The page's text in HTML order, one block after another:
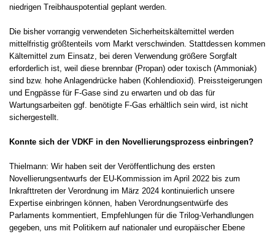
niedrigen Treibhauspotential geplant werden.
Die bisher vorrangig verwendeten Sicherheitskältemittel werden
mittelfristig größtenteils vom Markt verschwinden. Stattdessen kommen
Kältemittel zum Einsatz, bei deren Verwendung größere Sorgfalt
erforderlich ist, weil diese brennbar (Propan) oder toxisch (Ammoniak)
sind bzw. hohe Anlagendrücke haben (Kohlendioxid). Preissteigerungen
und Engpässe für F-Gase sind zu erwarten und ob das für
Wartungsarbeiten ggf. benötigte F-Gas erhältlich sein wird, ist nicht
sichergestellt.
Konnte sich der VDKF in den Novellierungsprozess einbringen?
Thielmann: Wir haben seit der Veröffentlichung des ersten
Novellierungsentwurfs der EU-Kommission im April 2022 bis zum
Inkrafttreten der Verordnung im März 2024 kontinuierlich unsere
Expertise einbringen können, haben Verordnungsentwürfe des
Parlaments kommentiert, Empfehlungen für die Trilog-Verhandlungen
gegeben, uns mit Politikern auf nationaler und europäischer Ebene